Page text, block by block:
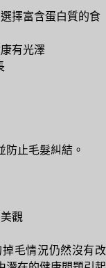
擇富含蛋白質的食
有光澤
防止毛髮糾結。
觀
毛情況仍然沒有改